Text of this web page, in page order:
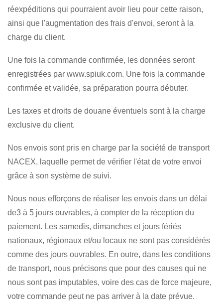
réexpéditions qui pourraient avoir lieu pour cette raison,
ainsi que l'augmentation des frais d'envoi, seront à la
charge du client.
Une fois la commande confirmée, les données seront
enregistrées par www.spiuk.com. Une fois la commande
confirmée et validée, sa préparation pourra débuter.
Les taxes et droits de douane éventuels sont à la charge
exclusive du client.
Nos envois sont pris en charge par la société de transport
NACEX, laquelle permet de vérifier l'état de votre envoi
grâce à son système de suivi.
Nous nous efforçons de réaliser les envois dans un délai
de3 à 5 jours ouvrables, à compter de la réception du
paiement. Les samedis, dimanches et jours fériés
nationaux, régionaux et/ou locaux ne sont pas considérés
comme des jours ouvrables. En outre, dans les conditions
de transport, nous précisons que pour des causes qui ne
nous sont pas imputables, voire des cas de force majeure,
votre commande peut ne pas arriver à la date prévue.